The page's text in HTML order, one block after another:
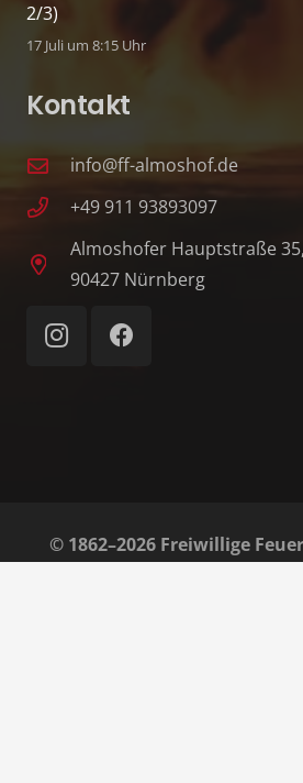
2/3)
17 Juli um 8:15 Uhr
Kontakt
info@ff-almoshof.de
+49 911 93893097
Almoshofer Hauptstraße 35,
90427 Nürnberg
© 1862–2026 Freiwillige